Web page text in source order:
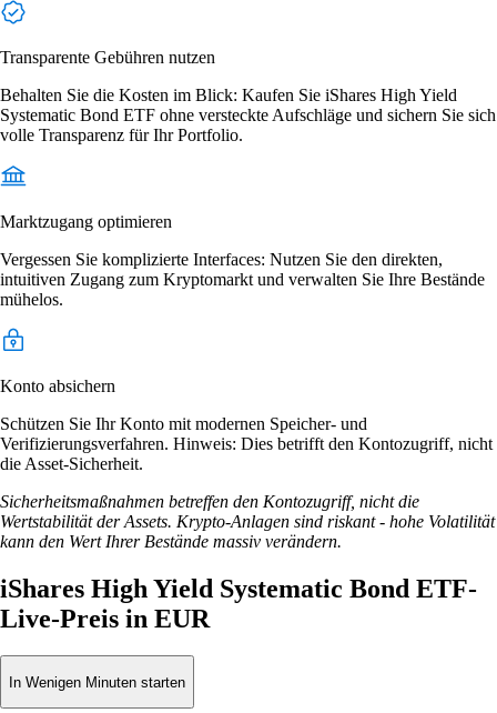
Transparente Gebühren nutzen
Behalten Sie die Kosten im Blick: Kaufen Sie iShares High Yield
Systematic Bond ETF ohne versteckte Aufschläge und sichern Sie sich
volle Transparenz für Ihr Portfolio.
Marktzugang optimieren
Vergessen Sie komplizierte Interfaces: Nutzen Sie den direkten,
intuitiven Zugang zum Kryptomarkt und verwalten Sie Ihre Bestände
mühelos.
Konto absichern
Schützen Sie Ihr Konto mit modernen Speicher- und
Verifizierungsverfahren. Hinweis: Dies betrifft den Kontozugriff, nicht
die Asset-Sicherheit.
Sicherheitsmaßnahmen betreffen den Kontozugriff, nicht die
Wertstabilität der Assets. Krypto-Anlagen sind riskant - hohe Volatilität
kann den Wert Ihrer Bestände massiv verändern.
iShares High Yield Systematic Bond ETF-
Live-Preis in EUR
In Wenigen Minuten starten